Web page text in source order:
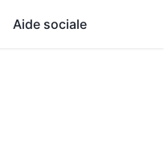
Aide sociale